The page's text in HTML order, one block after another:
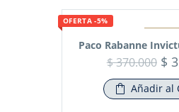
OFERTA -5%
Paco Rabanne
$370.000 $
Añadir al